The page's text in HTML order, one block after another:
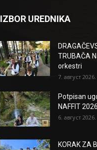
IZBOR UREDNIKA
TRUBAČA
orkestri
7. август 2026.
Potpisan
NAFFIT
6. август 2026.
KORAK ZA